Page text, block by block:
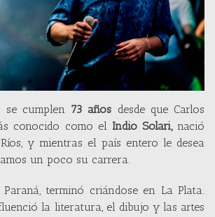
se cumplen 73 años desde que Carlos
conocido como el Indio Solari, nació
y mientras el país entero le desea
un poco su carrera.
terminó criándose en La Plata.
la literatura, el dibujo y las artes